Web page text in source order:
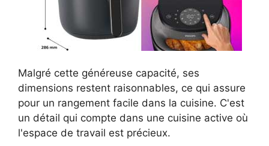
Malgré cette généreuse capacité, ses
dimensions restent raisonnables, ce qui assure
pour un rangement facile dans la cuisine. C'est
un détail qui compte dans une cuisine active où
l'espace de travail est précieux.